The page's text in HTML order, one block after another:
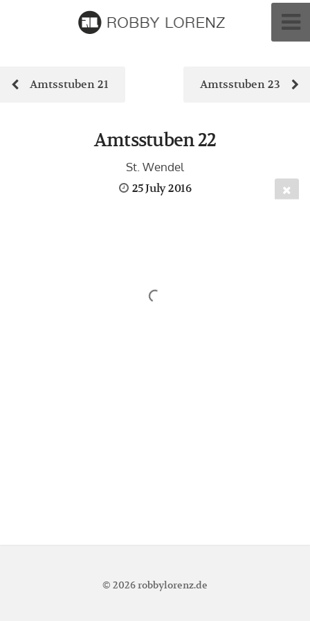
Amtsstuben 21 Amtsstuben 23
Amtsstuben 22
St. Wendel
25 July 2016
© 2026robbylorenz.de